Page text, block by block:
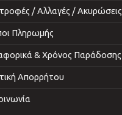
/ Αλλαγές / Ακυρώσεις
Πληρωμής
& Χρόνος Παράδοσης
Απορρήτου